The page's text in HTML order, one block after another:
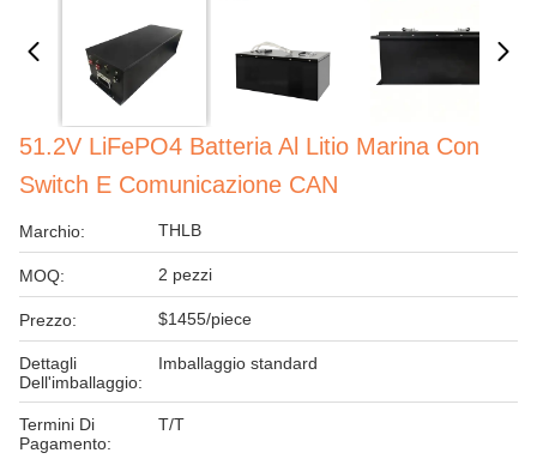
51.2V LiFePO4 Batteria Al Litio Marina Con
Switch E Comunicazione CAN
Marchio: THLB
MOQ: 2 pezzi
Prezzo: $1455/piece
Dettagli
Dell'imballaggio:
Imballaggio standard
Termini Di
Pagamento:
T/T